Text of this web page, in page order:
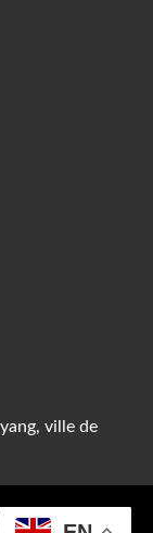
votre
ville de